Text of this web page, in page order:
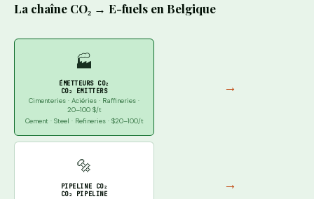
La chaîne CO₂ → E-fuels en Belgique
🏭
ÉMETTEURS CO₂
CO₂ EMITTERS
Cimenteries · Aciéries · Raffineries ·
20–100 $/t
Cement · Steel · Refineries · $20–100/t
→
🔩
PIPELINE CO₂
CO₂ PIPELINE
→